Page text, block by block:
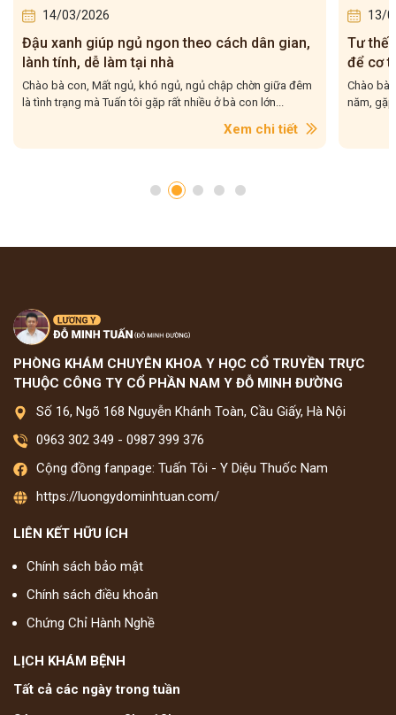
13/03/2026
Tư thế dưỡng thận và cách ngủ sao cho đúng
để cơ thể khỏe hơn
Chào bà con, Tuấn tôi làm nghề y học cổ truyền đã hơn 20
năm, gặp rất nhiều bà con than phiền chuyện ngủ không...
Xem chi tiết
12/
Giữ
giúp
Chào bà
rằng,
PHÒNG KHÁM CHUYÊN KHOA Y HỌC CỔ TRUYỀN TRỰC
THUỘC CÔNG TY CỔ PHẦN NAM Y ĐỖ MINH ĐƯỜNG
Số 16, Ngõ 168 Nguyễn Khánh Toàn, Cầu Giấy, Hà Nội
0963 302 349 - 0987 399 376
Cộng đồng fanpage: Tuấn Tôi - Y Diệu Thuốc Nam
https://luongydominhtuan.com/
LIÊN KẾT HỮU ÍCH
Chính sách bảo mật
Chính sách điều khoản
Chứng Chỉ Hành Nghề
LỊCH KHÁM BỆNH
Tất cả các ngày trong tuần